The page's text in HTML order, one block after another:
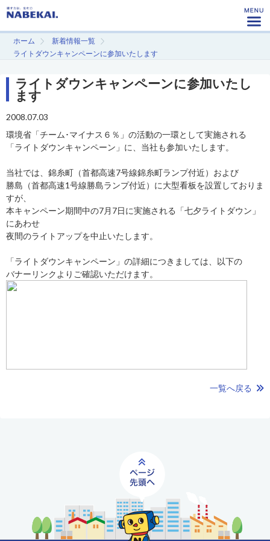
ホーム
新着情報一覧
ライトダウンキャンペーンに参加いたします
ライトダウンキャンペーンに参加いたし
ます
2008.07.03
環境省「チーム･マイナス６％」の活動の一環として実施される
「ライトダウンキャンペーン」に、当社も参加いたします。
当社では、錦糸町（首都高速7号線錦糸町ランプ付近）および
勝島（首都高速1号線勝島ランプ付近）に大型看板を設置しておりま
すが、
本キャンペーン期間中の7月7日に実施される「七夕ライトダウン」
にあわせ
夜間のライトアップを中止いたします。
「ライトダウンキャンペーン」の詳細につきましては、以下の
バナーリンクよりご確認いただけます。
一覧へ戻る